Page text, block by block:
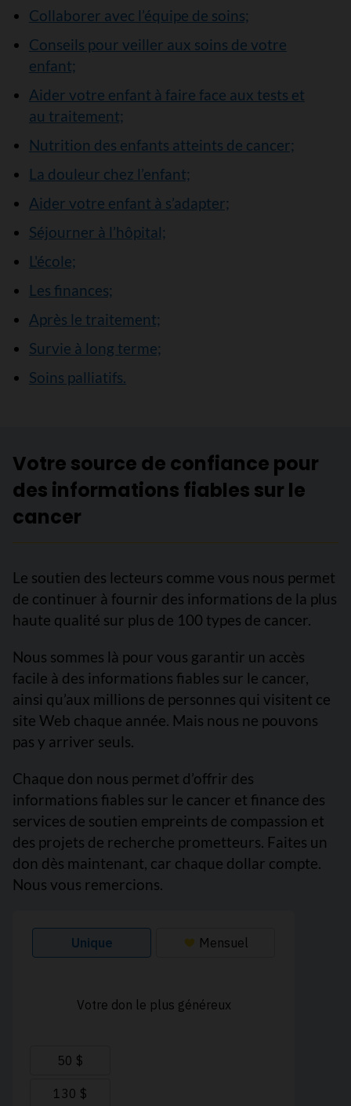
Collaborer avec l’équipe de soins;
Conseils pour veiller aux soins de votre
enfant;
Aider votre enfant à faire face aux tests et
au traitement;
Nutrition des enfants atteints de cancer;
La douleur chez l’enfant;
Aider votre enfant à s’adapter;
Séjourner à l’hôpital;
L'école;
Les finances;
Après le traitement;
Survie à long terme;
Soins palliatifs.
Votre source de confiance pour
des informations fiables sur le
cancer
Le soutien des lecteurs comme vous nous permet
de continuer à fournir des informations de la plus
haute qualité sur plus de 100 types de cancer.
Nous sommes là pour vous garantir un accès
facile à des informations fiables sur le cancer,
ainsi qu’aux millions de personnes qui visitent ce
site Web chaque année. Mais nous ne pouvons
pas y arriver seuls.
Chaque don nous permet d’offrir des
informations fiables sur le cancer et finance des
services de soutien empreints de compassion et
des projets de recherche prometteurs. Faites un
don dès maintenant, car chaque dollar compte.
Nous vous remercions.